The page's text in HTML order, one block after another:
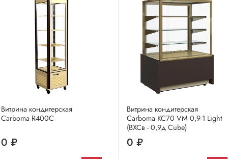
Витрина кондитерская
Carboma R400C
0 ₽
Витрина кондитерская
Carboma KC70 VM 0,9-1 Light
(ВХСв - 0,9д Сube)
0 ₽